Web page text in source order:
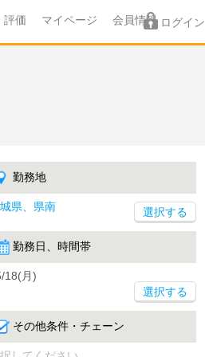
評価 マイページ 会員情報 ログイン
勤務地
県、県南
勤務日、時間帯
18(月)
選択する
その他条件・チェーン